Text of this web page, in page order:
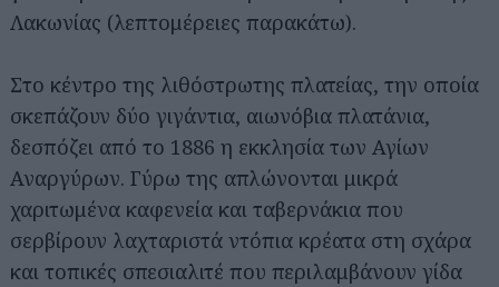
Λακωνίας (λεπτομέρειες παρακάτω).
Στο κέντρο της λιθόστρωτης πλατείας, την οποία
σκεπάζουν δύο γιγάντια, αιωνόβια πλατάνια,
δεσπόζει από το 1886 η εκκλησία των Αγίων
Αναργύρων. Γύρω της απλώνονται μικρά
χαριτωμένα καφενεία και ταβερνάκια που
σερβίρουν λαχταριστά ντόπια κρέατα στη σχάρα
και τοπικές σπεσιαλιτέ που περιλαμβάνουν γίδα